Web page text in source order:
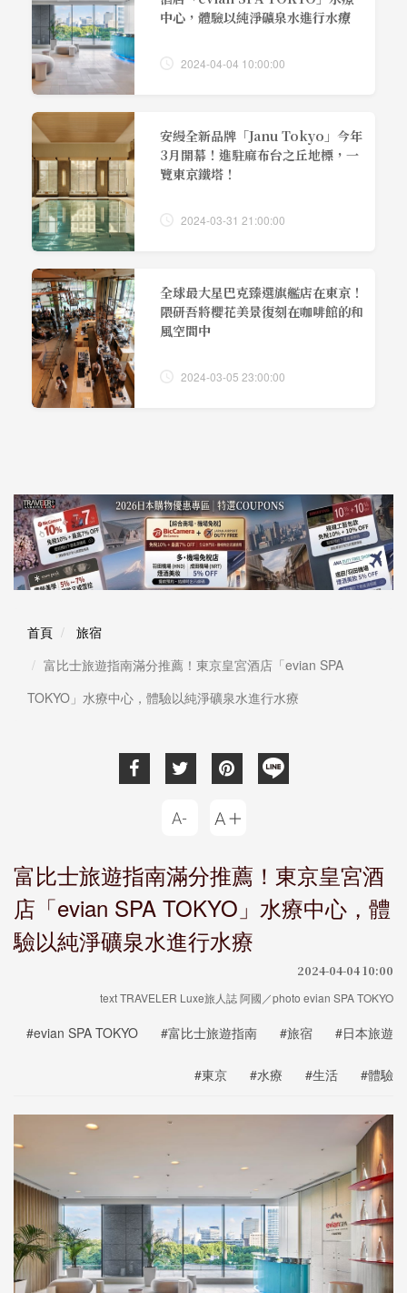
中心，體驗以純淨礦泉水進行水療
2024-04-04 10:00:00
安縵全新品牌「Janu Tokyo」今年
3月開幕！進駐麻布台之丘地標，一
覽東京鐵塔！
2024-03-31 21:00:00
全球最大星巴克臻選旗艦店在東京！
隈研吾將櫻花美景復刻在咖啡館的和
風空間中
2024-03-05 23:00:00
首頁
旅宿
富比士旅遊指南滿分推薦！東京皇宮酒店「evian SPA
TOKYO」水療中心，體驗以純淨礦泉水進行水療
富比士旅遊指南滿分推薦！東京皇宮酒
店「evian SPA TOKYO」水療中心，體
驗以純淨礦泉水進行水療
2024-04-04 10:00
text TRAVELER Luxe旅人誌 阿國／photo evian SPA TOKYO
#evian SPA TOKYO #富比士旅遊指南 #旅宿 #日本旅遊
#東京 #水療 #生活 #體驗